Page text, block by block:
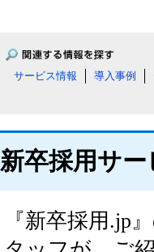
サービス情報 導入事例
新卒採用サ
『新卒採用.jp